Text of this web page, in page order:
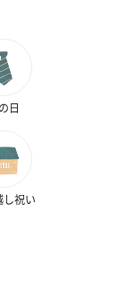
）
ます。ギフトへ
日
し祝い